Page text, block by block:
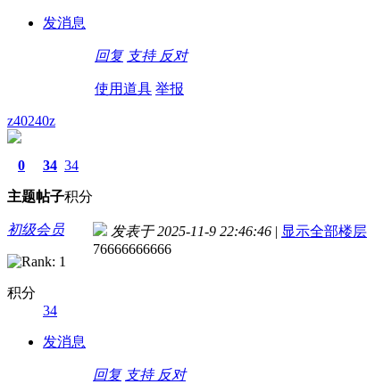
发消息
回复 支持 反对
使用道具 举报
z40240z
0
主题
34
帖子
34
积分
初级会员
积分
34
发消息
发表于 2025-11-9 22:46:46 | 显示全部楼层
76666666666
回复 支持 反对